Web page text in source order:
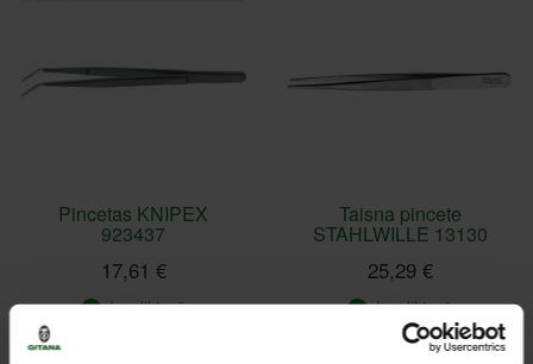
Pincetas KNIPEX
923437
17,61 €
Ir noliktavā
Taisna pincete
STAHLWILLE 13130
25,29 €
Ir noliktavā